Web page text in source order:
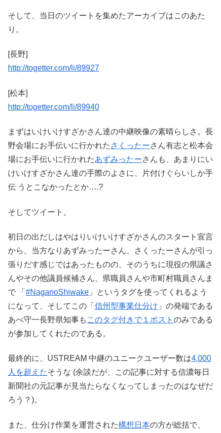
そして、当日のツイートを集めたアーカイブはこのあた
り。
[長野]
http://togetter.com/li/89927
[松本]
http://togetter.com/li/89940
まずはいけいけすざかさん達の中継映像の素晴らしさ。長
野会場にお手伝いに行かれた さくったーさん有志と松本会
場にお手伝いに行かれたあずみったーさんも、あまりにい
けいけすざかさん達の手際のよさに、片付けぐらいしか手
伝 うとこなかったとか….?
そしてツイート。
初日の出だしはやはりいけいけすざかさんのスタート宣言
から、当方なりあずみったーさん、さくったーさんが引っ
張りだす感じではあったものの、そのうちに現役の県議さ
んやその他議員候補さん、県職員さんや市町村職員さんま
で 「 #NaganoShiwake 」というタグを使ってくれるよう
になって、そしてこの「 信州型事業仕分け 」の発端である
あべ守一長野県知事も このタグ付きで１ポスト のみである
が参加してくれたのである。
最終的に、USTREAM 中継のユニークユーザー数は4,000
人を超えたそうな (余談だが、この記事に対する信濃毎日
新聞社の元記事が見当たらなくなってしまったのはなぜだ
ろう？)。
また、仕分け作業を運営された構想日本の方が総括で、